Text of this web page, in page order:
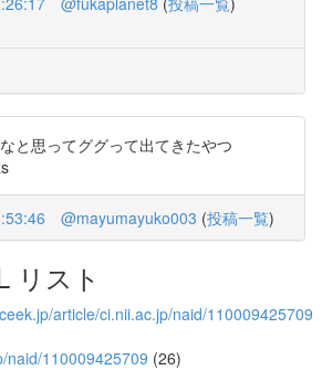
と思ってググって出てきたやつ
@mayumayuko003 (投稿一覧)
リスト
article/ci.nii.ac.jp/naid/110009425709
naid/110009425709 (26)